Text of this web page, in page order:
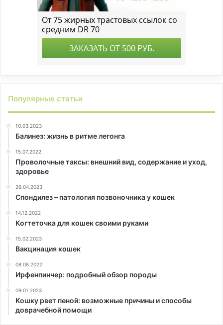
Популярные статьи
10.03.2023
Балинез: жизнь в ритме легонга
15.07.2022
Проволочные таксы: внешний вид, содержание и уход,
здоровье
26.04.2023
Спондилез – патология позвоночника у кошек
14.12.2022
Когтеточка для кошек своими руками
15.02.2023
Вакцинация кошек
08.08.2022
Ирфенпинчер: подробный обзор породы
09.01.2023
Кошку рвет пеной: возможные причины и способы
доврачебной помощи